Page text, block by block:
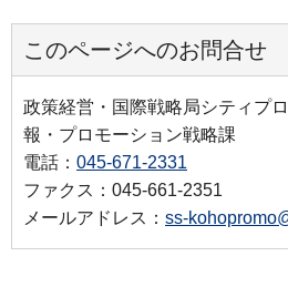
このページへのお問合せ
政策経営・国際戦略局シティプ
報・プロモーション戦略課
電話： 045-671-2331
ファクス：045-661-2351
メールアドレス： ss-